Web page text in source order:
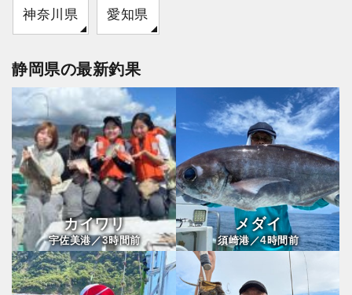
神奈川県 愛知県
静岡県の最新釣果
カイワリ
宇佐美港／3時間前
メダイ
須崎港／4時間前